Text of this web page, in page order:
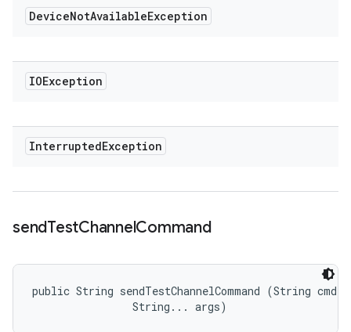
DeviceNotAvailableException
IOException
InterruptedException
sendTestChannelCommand
public String sendTestChannelCommand (String cmd,
                String... args)